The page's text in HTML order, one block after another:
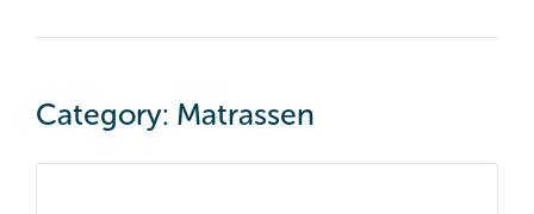
Category: Matrassen